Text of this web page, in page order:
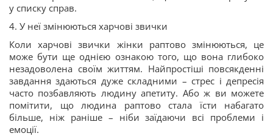
у списку справ.
4. У неї змінюються харчові звички
Коли харчові звички жінки раптово змінюються, це
може бути ще однією ознакою того, що вона глибоко
незадоволена своїм життям. Найпростіші повсякденні
завдання здаються дуже складними – стрес і депресія
часто позбавляють людину апетиту. Або ж ви можете
помітити, що людина раптово стала їсти набагато
більше, ніж раніше – ніби заїдаючи всі проблеми і
емоції.